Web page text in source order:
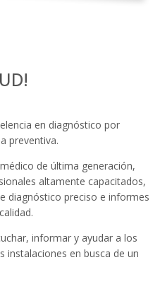
en diagnóstico por
preventiva.
de última generación,
altamente capacitados,
diagnóstico preciso e informes
informar y ayudar a los
instalaciones en busca de un